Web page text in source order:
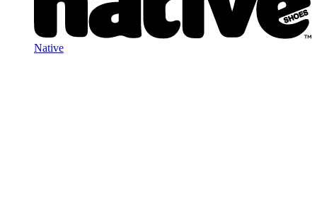
Native